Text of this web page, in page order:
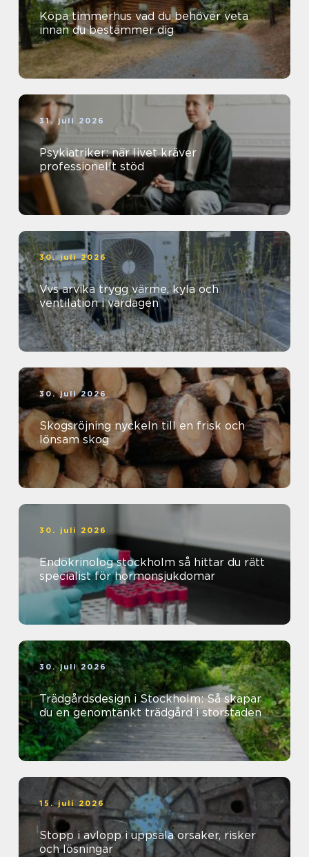
Köpa timmerhus vad du behöver veta
innan du bestämmer dig
31. juli 2026
Psykiatriker: när livet kräver
professionellt stöd
30. juli 2026
Vvs arvika trygg värme, kyla och
ventilation i vardagen
30. juli 2026
Skogsröjning nyckeln till en frisk och
lönsam skog
30. juli 2026
Endokrinolog stockholm så hittar du rätt
specialist för hormonsjukdomar
30. juli 2026
Trädgårdsdesign i Stockholm: Så skapar
du en genomtänkt trädgård i storstaden
15. juli 2026
Stopp i avlopp i uppsala orsaker, risker
och lösningar